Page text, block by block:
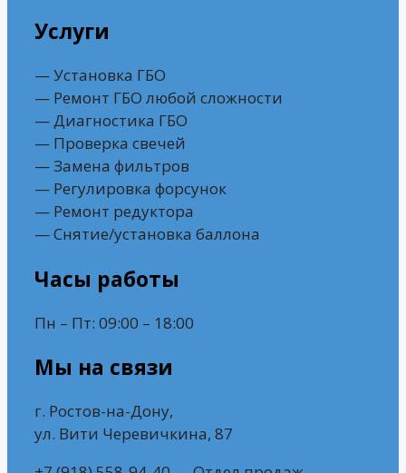
Услуги
— Установка ГБО
— Ремонт ГБО любой сложности
— Диагностика ГБО
— Проверка свечей
— Замена фильтров
— Регулировка форсунок
— Ремонт редуктора
— Снятие/установка баллона
Часы работы
Пн – Пт: 09:00 – 18:00
Мы на связи
г. Ростов-на-Дону,
ул. Вити Черевичкина, 87